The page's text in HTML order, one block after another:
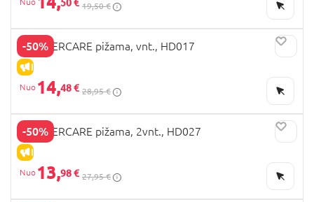
19,50 €
-50%
IŠPARDAVIMAS
MOTHERCARE pižama, vnt., HD017
14,48 € 28,95 €
-50%
IŠPARDAVIMAS
MOTHERCARE pižama, 2vnt., HD027
13,98 € 27,95 €